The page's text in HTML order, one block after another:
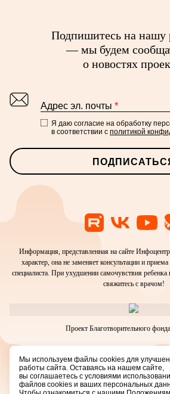
Подпишитесь на нашу
— мы будем
о новостях
Адрес эл. почты *
Я даю согласие на обработку
в соответствии с политикой
Информация, представленная на сайте
характер, она не заменяет консультации и
специалиста. При ухудшении самочувствия ребенка
свяжитесь с врачом!
Проект Благотворительного фонда
© 2016-2026 Благотворительный фонд помощи
Положениеоб организации обработки
Редакционная политика.
Мы используем файлы cookies для
работы сайта. Оставаясь на нашем сайте,
вы соглашаетесь с условиями
файлов cookies и ваших персональных